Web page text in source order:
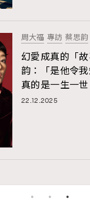
周大福 專訪 蔡思韵
幻愛成真的「
韵：「是他令
真的是一生一世
22.12.2025